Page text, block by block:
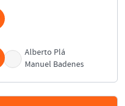
Alberto Plá
Manuel Badenes